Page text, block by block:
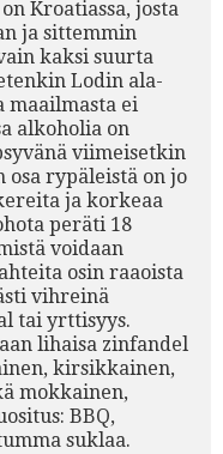
Kroatiassa, josta
ja sittemmin
kaksi suurta
Lodin ala-
maailmasta ei
alkoholia on
viimeisetkin
osa rypäleistä on jo
ja korkeaa
peräti 18
voidaan
osin raaoista
vihreinä
tai yrttisyys.
lihaisa zinfandel
kirsikkainen,
mokkainen,
BBQ,
suklaa.